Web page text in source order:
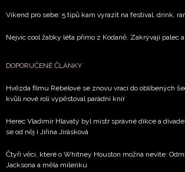
Víkend pro sebe: 5 tipů kam vyrazit na festival, drink,
Nejvíc cool žabky léta přímo z Kodaně. Zakrývají palec
DOPORUČENÉ ČLÁNKY
Hvězda filmu Rebelové se znovu vrací do oblíbených
kvůli nové roli vypěstoval parádní knír
Herec Vladimír Hlavatý byl mistr správné dikce a
se od něj i Jiřina Jirásková
Čtyři věci, které o Whitney Houston možná nevíte:
Jacksona a měla milenku